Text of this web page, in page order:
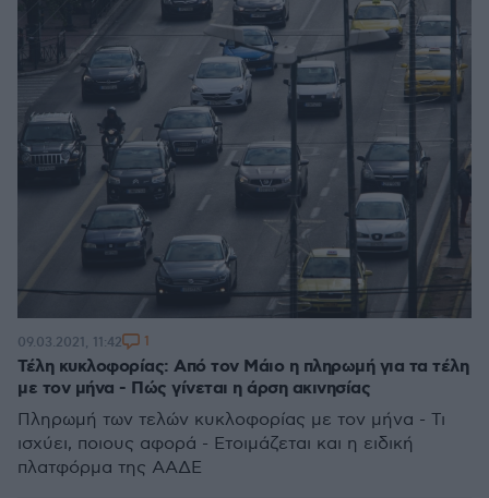
Τέλη κυκλοφορίας: Από τον Μάιο η πληρωμή για τα τέλη
με τον μήνα - Πώς γίνεται η άρση ακινησίας
Πληρωμή των τελών κυκλοφορίας με τον μήνα - Τι
ισχύει, ποιους αφορά - Ετοιμάζεται και η ειδική
πλατφόρμα της ΑΑΔΕ
09.03.2021, 11:42 1